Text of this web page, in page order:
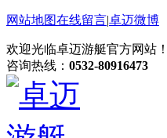
网站地图在线留言|卓迈微博
欢迎光临卓迈游艇官方网站！
咨询热线： 0532-80916473